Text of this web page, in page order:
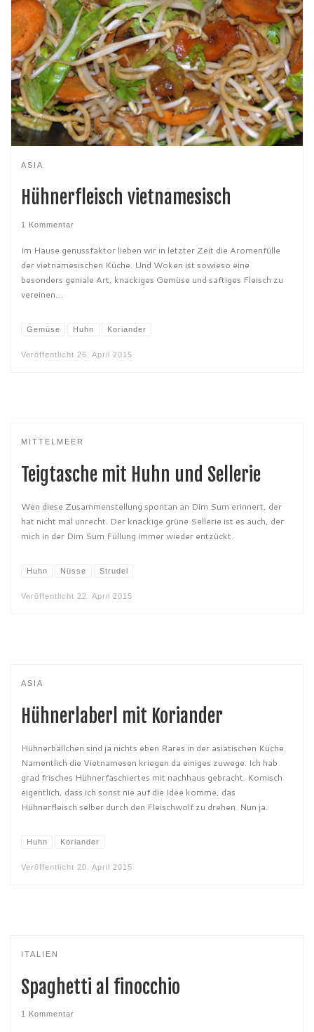
ASIA
Hühnerfleisch vietnamesisch
1 Kommentar
Im Hause genussfaktor lieben wir in letzter Zeit die Aromenfülle
der vietnamesischen Küche. Und Woken ist sowieso eine
besonders geniale Art, knackiges Gemüse und saftiges Fleisch zu
vereinen…
Gemüse Huhn Koriander
Veröffentlicht 26. April 2015
MITTELMEER
Teigtasche mit Huhn und Sellerie
Wen diese Zusammenstellung spontan an Dim Sum erinnert, der
hat nicht mal unrecht. Der knackige grüne Sellerie ist es auch, der
mich in der Dim Sum Füllung immer wieder entzückt.
Huhn Nüsse Strudel
Veröffentlicht 22. April 2015
ASIA
Hühnerlaberl mit Koriander
Hühnerbällchen sind ja nichts eben Rares in der asiatischen Küche.
Namentlich die Vietnamesen kriegen da einiges zuwege. Ich hab
grad frisches Hühnerfaschiertes mit nachhaus gebracht. Komisch
eigentlich, dass ich sonst nie auf die Idee komme, das
Hühnerfleisch selber durch den Fleischwolf zu drehen. Nun ja.
Huhn Koriander
Veröffentlicht 20. April 2015
ITALIEN
Spaghetti al finocchio
1 Kommentar